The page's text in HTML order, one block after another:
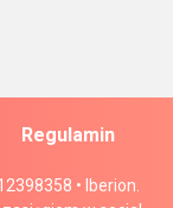
• Iberion.
Regulamin